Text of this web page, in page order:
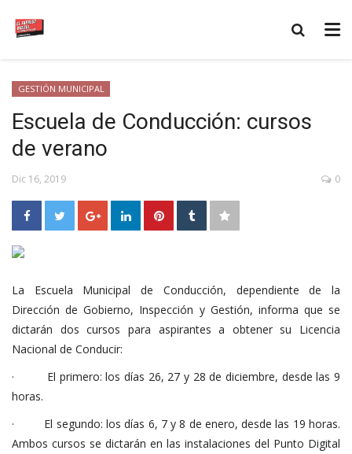
GESTIÓN MUNICIPAL
Escuela de Conducción: cursos
de verano
Dic 16, 2019 0
La Escuela Municipal de Conducción, dependiente de la
Dirección de Gobierno, Inspección y Gestión, informa que se
dictarán dos cursos para aspirantes a obtener su Licencia
Nacional de Conducir:
· El primero: los días 26, 27 y 28 de diciembre, desde las 9
horas.
· El segundo: los días 6, 7 y 8 de enero, desde las 19 horas.
Ambos cursos se dictarán en las instalaciones del Punto Digital